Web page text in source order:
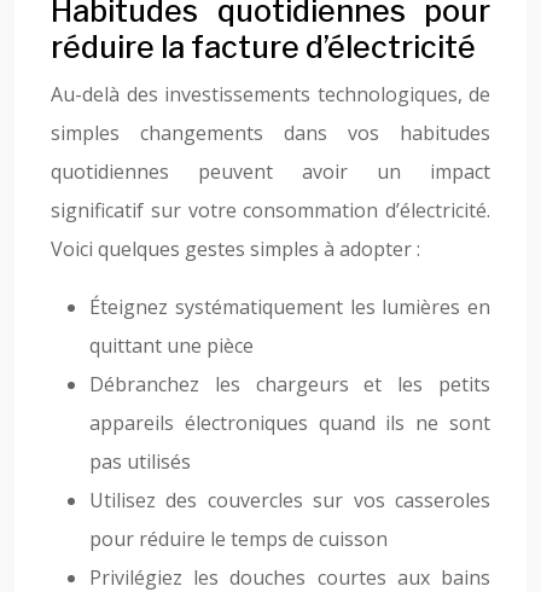
Habitudes quotidiennes pour
réduire la facture d’électricité
Au-delà des investissements technologiques, de
simples changements dans vos habitudes
quotidiennes peuvent avoir un impact
significatif sur votre consommation d’électricité.
Voici quelques gestes simples à adopter :
Éteignez systématiquement les lumières en
quittant une pièce
Débranchez les chargeurs et les petits
appareils électroniques quand ils ne sont
pas utilisés
Utilisez des couvercles sur vos casseroles
pour réduire le temps de cuisson
Privilégiez les douches courtes aux bains